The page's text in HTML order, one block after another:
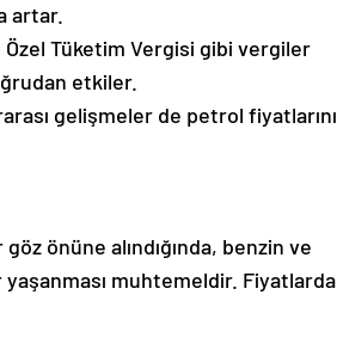
artar.
Tüketim Vergisi gibi vergiler
etkiler.
gelişmeler de petrol fiyatlarını
önüne alındığında, benzin ve
muhtemeldir. Fiyatlarda